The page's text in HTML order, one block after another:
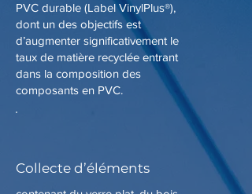
PVC durable (Label VinylPlus®),
dont un des objectifs est
d’augmenter significativement le
taux de matière recyclée entrant
dans la composition des
composants en PVC.
Collecte d’éléments